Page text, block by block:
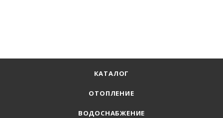
КАТАЛОГ
ОТОПЛЕНИЕ
ВОДОСНАБЖЕНИЕ